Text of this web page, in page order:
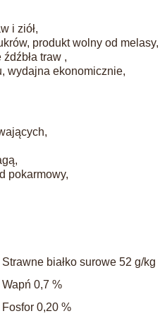
i ziół,
produkt wolny od melasy,
traw ,
wydajna ekonomicznie,
pokarmowy,
Strawne białko surowe 52 g/kg
Wapń 0,7 %
Fosfor 0,20 %